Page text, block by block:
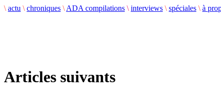
\ actu \ chroniques \ ADA compilations \ interviews \ spéciales \ à
Articles suivants